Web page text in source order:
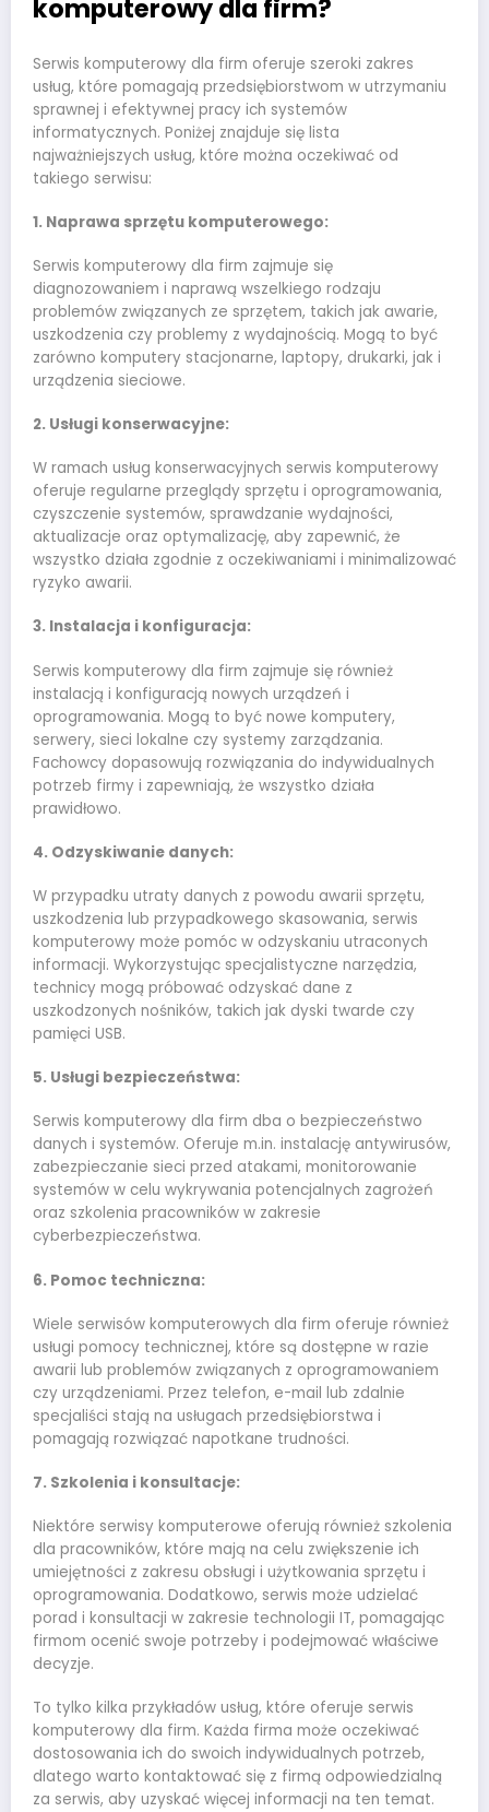
komputerowy dla firm?
Serwis komputerowy dla firm oferuje szeroki zakres
usług, które pomagają przedsiębiorstwom w utrzymaniu
sprawnej i efektywnej pracy ich systemów
informatycznych. Poniżej znajduje się lista
najważniejszych usług, które można oczekiwać od
takiego serwisu:
1. Naprawa sprzętu komputerowego:
Serwis komputerowy dla firm zajmuje się
diagnozowaniem i naprawą wszelkiego rodzaju
problemów związanych ze sprzętem, takich jak awarie,
uszkodzenia czy problemy z wydajnością. Mogą to być
zarówno komputery stacjonarne, laptopy, drukarki, jak i
urządzenia sieciowe.
2. Usługi konserwacyjne:
W ramach usług konserwacyjnych serwis komputerowy
oferuje regularne przeglądy sprzętu i oprogramowania,
czyszczenie systemów, sprawdzanie wydajności,
aktualizacje oraz optymalizację, aby zapewnić, że
wszystko działa zgodnie z oczekiwaniami i minimalizować
ryzyko awarii.
3. Instalacja i konfiguracja:
Serwis komputerowy dla firm zajmuje się również
instalacją i konfiguracją nowych urządzeń i
oprogramowania. Mogą to być nowe komputery,
serwery, sieci lokalne czy systemy zarządzania.
Fachowcy dopasowują rozwiązania do indywidualnych
potrzeb firmy i zapewniają, że wszystko działa
prawidłowo.
4. Odzyskiwanie danych:
W przypadku utraty danych z powodu awarii sprzętu,
uszkodzenia lub przypadkowego skasowania, serwis
komputerowy może pomóc w odzyskaniu utraconych
informacji. Wykorzystując specjalistyczne narzędzia,
technicy mogą próbować odzyskać dane z
uszkodzonych nośników, takich jak dyski twarde czy
pamięci USB.
5. Usługi bezpieczeństwa:
Serwis komputerowy dla firm dba o bezpieczeństwo
danych i systemów. Oferuje m.in. instalację antywirusów,
zabezpieczanie sieci przed atakami, monitorowanie
systemów w celu wykrywania potencjalnych zagrożeń
oraz szkolenia pracowników w zakresie
cyberbezpieczeństwa.
6. Pomoc techniczna:
Wiele serwisów komputerowych dla firm oferuje również
usługi pomocy technicznej, które są dostępne w razie
awarii lub problemów związanych z oprogramowaniem
czy urządzeniami. Przez telefon, e-mail lub zdalnie
specjaliści stają na usługach przedsiębiorstwa i
pomagają rozwiązać napotkane trudności.
7. Szkolenia i konsultacje:
Niektóre serwisy komputerowe oferują również szkolenia
dla pracowników, które mają na celu zwiększenie ich
umiejętności z zakresu obsługi i użytkowania sprzętu i
oprogramowania. Dodatkowo, serwis może udzielać
porad i konsultacji w zakresie technologii IT, pomagając
firmom ocenić swoje potrzeby i podejmować właściwe
decyzje.
To tylko kilka przykładów usług, które oferuje serwis
komputerowy dla firm. Każda firma może oczekiwać
dostosowania ich do swoich indywidualnych potrzeb,
dlatego warto kontaktować się z firmą odpowiedzialną
za serwis, aby uzyskać więcej informacji na ten temat.